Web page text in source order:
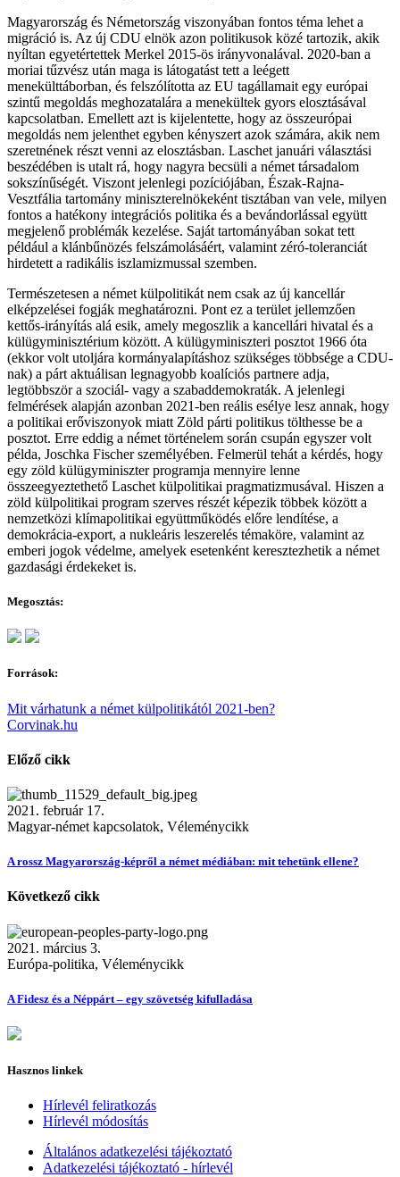
Magyarország és Németország viszonyában fontos téma lehet a
migráció is. Az új CDU elnök azon politikusok közé tartozik, akik
nyíltan egyetértettek Merkel 2015-ös irányvonalával. 2020-ban a
moriai tűzvész után maga is látogatást tett a leégett
menekülttáborban, és felszólította az EU tagállamait egy európai
szintű megoldás meghozatalára a menekültek gyors elosztásával
kapcsolatban. Emellett azt is kijelentette, hogy az összeurópai
megoldás nem jelenthet egyben kényszert azok számára, akik nem
szeretnének részt venni az elosztásban. Laschet januári választási
beszédében is utalt rá, hogy nagyra becsüli a német társadalom
sokszínűségét. Viszont jelenlegi pozíciójában, Észak-Rajna-
Vesztfália tartomány miniszterelnökeként tisztában van vele, milyen
fontos a hatékony integrációs politika és a bevándorlással együtt
megjelenő problémák kezelése. Saját tartományában sokat tett
például a klánbűnözés felszámolásáért, valamint zéró-toleranciát
hirdetett a radikális iszlamizmussal szemben.
Természetesen a német külpolitikát nem csak az új kancellár
elképzelései fogják meghatározni. Pont ez a terület jellemzően
kettős-irányítás alá esik, amely megoszlik a kancellári hivatal és a
külügyminisztérium között. A külügyminiszteri posztot 1966 óta
(ekkor volt utoljára kormányalapításhoz szükséges többsége a CDU-
nak) a párt aktuálisan legnagyobb koalíciós partnere adja,
legtöbbször a szociál- vagy a szabaddemokraták. A jelenlegi
felmérések alapján azonban 2021-ben reális esélye lesz annak, hogy
a politikai erőviszonyok miatt Zöld párti politikus tölthesse be a
posztot. Erre eddig a német történelem során csupán egyszer volt
példa, Joschka Fischer személyében. Felmerül tehát a kérdés, hogy
egy zöld külügyminiszter programja mennyire lenne
összeegyeztethető Laschet külpolitikai pragmatizmusával. Hiszen a
zöld külpolitikai program szerves részét képezik többek között a
nemzetközi klímapolitikai együttműködés előre lendítése, a
demokrácia-export, a nukleáris leszerelés témaköre, valamint az
emberi jogok védelme, amelyek esetenként keresztezhetik a német
gazdasági érdekeket is.
Megosztás:
Források:
Mit várhatunk a német külpolitikától 2021-ben?
Corvinak.hu
Előző cikk
2021. február 17.
Magyar-német kapcsolatok, Véleménycikk
A rossz Magyarország-képről a német médiában: mit tehetünk ellene?
Következő cikk
2021. március 3.
Európa-politika, Véleménycikk
A Fidesz és a Néppárt – egy szövetség kifulladása
Hasznos linkek
Hírlevél feliratkozás
Hírlevél módosítás
Általános adatkezelési tájékoztató
Adatkezelési tájékoztató - hírlevél